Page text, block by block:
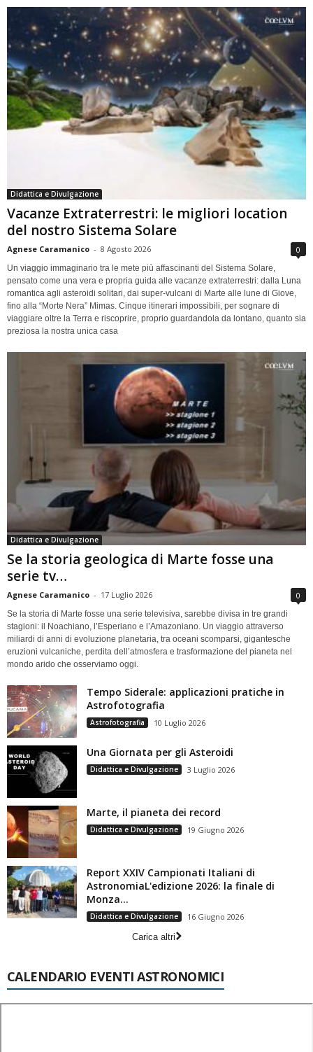
Didattica e Divulgazione
Vacanze Extraterrestri: le migliori location
del nostro Sistema Solare
Agnese Caramanico - 8 Agosto 2026 0
Un viaggio immaginario tra le mete più affascinanti del Sistema Solare,
pensato come una vera e propria guida alle vacanze extraterrestri: dalla Luna
romantica agli asteroidi solitari, dai super-vulcani di Marte alle lune di Giove,
fino alla “Morte Nera” Mimas. Cinque itinerari impossibili, per sognare di
viaggiare oltre la Terra e riscoprire, proprio guardandola da lontano, quanto sia
preziosa la nostra unica casa
Didattica e Divulgazione
Se la storia geologica di Marte fosse una
serie tv…
Agnese Caramanico - 17 Luglio 2026 0
Se la storia di Marte fosse una serie televisiva, sarebbe divisa in tre grandi
stagioni: il Noachiano, l’Esperiano e l’Amazoniano. Un viaggio attraverso
miliardi di anni di evoluzione planetaria, tra oceani scomparsi, gigantesche
eruzioni vulcaniche, perdita dell’atmosfera e trasformazione del pianeta nel
mondo arido che osserviamo oggi.
Tempo Siderale: applicazioni pratiche in
Astrofotografia
Astrofotografia 10 Luglio 2026
Una Giornata per gli Asteroidi
Didattica e Divulgazione 3 Luglio 2026
Marte, il pianeta dei record
Didattica e Divulgazione 19 Giugno 2026
Report XXIV Campionati Italiani di
AstronomiaL'edizione 2026: la finale di
Monza...
Didattica e Divulgazione
16 Giugno 2026
Carica altri
CALENDARIO EVENTI ASTRONOMICI